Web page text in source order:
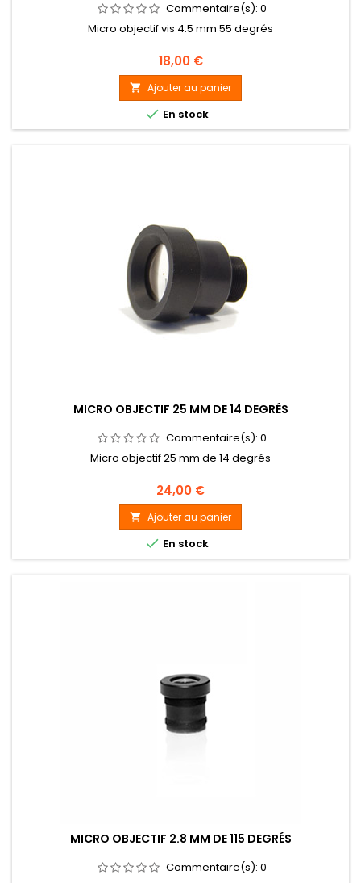
Commentaire(s): 0
Micro objectif vis 4.5 mm 55 degrés
Prix
18,00 €
 Ajouter au panier
 En stock
MICRO OBJECTIF 25 MM DE 14 DEGRÉS
Commentaire(s): 0
Micro objectif 25 mm de 14 degrés
Prix
24,00 €
 Ajouter au panier
 En stock
MICRO OBJECTIF 2.8 MM DE 115 DEGRÉS
Commentaire(s): 0